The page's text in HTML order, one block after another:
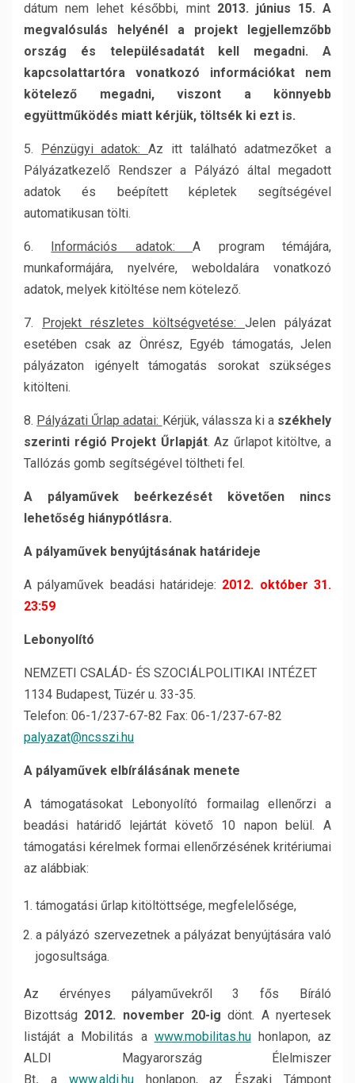
dátum nem lehet későbbi, mint 2013. június 15. A
megvalósulás helyénél a projekt legjellemzőbb
ország és településadatát kell megadni. A
kapcsolattartóra vonatkozó információkat nem
kötelező megadni, viszont a könnyebb
együttműködés miatt kérjük, töltsék ki ezt is.
5. Pénzügyi adatok:Az itt található adatmezőket a
Pályázatkezelő Rendszer a Pályázó által megadott
adatok és beépített képletek segítségével
automatikusan tölti.
6. Információs adatok:A program témájára,
munkaformájára, nyelvére, weboldalára vonatkozó
adatok, melyek kitöltése nem kötelező.
7. Projekt részletes költségvetése: Jelen pályázat
esetében csak az Önrész, Egyéb támogatás, Jelen
pályázaton igényelt támogatás sorokat szükséges
kitölteni.
8. Pályázati Űrlap adatai: Kérjük, válassza ki a székhely
szerinti régió Projekt Űrlapját. Az űrlapot kitöltve, a
Tallózás gomb segítségével töltheti fel.
A pályaművek beérkezését követően nincs
lehetőség hiánypótlásra.
A pályaművek benyújtásának határideje
A pályaművek beadási határideje: 2012. október 31.
23:59
Lebonyolító
NEMZETI CSALÁD- ÉS SZOCIÁLPOLITIKAI INTÉZET
1134 Budapest, Tüzér u. 33-35.
Telefon: 06-1/237-67-82 Fax: 06-1/237-67-82
palyazat@ncsszi.hu
A pályaművek elbírálásának menete
A támogatásokat Lebonyolító formailag ellenőrzi a
beadási határidő lejártát követő 10 napon belül. A
támogatási kérelmek formai ellenőrzésének kritériumai
az alábbiak:
támogatási űrlap kitöltöttsége, megfelelősége,
a pályázó szervezetnek a pályázat benyújtására való
jogosultsága.
Az érvényes pályaművekről 3 fős Bíráló
Bizottság 2012. november 20-ig dönt. A nyertesek
listáját a Mobilitás a www.mobilitas.huhonlapon, az
ALDI Magyarország Élelmiszer
Bt. a www.aldi.huhonlapon, az Északi Támpont